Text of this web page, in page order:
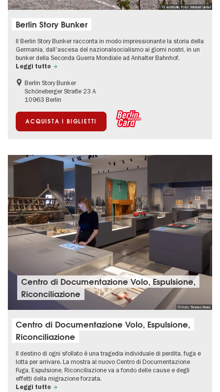
© visitBerlin, Foto: Wieland Giebel
Berlin Story Bunker
Il Berlin Story Bunker racconta in modo impressionante la storia della
Germania, dall'ascesa del nazionalsocialismo ai giorni nostri, in un
bunker della Seconda Guerra Mondiale ad Anhalter Bahnhof.
Leggi tutto
Berlin Story Bunker
Schöneberger Straße 23 A
10963 Berlin
ACQUISTA I BIGLIETTI
© Foto: Thomas Bruns
Centro di Documentazione Volo, Espulsione,
Riconciliazione
Centro di Documentazione Volo, Espulsione,
Riconciliazione
Il destino di ogni sfollato è una tragedia individuale di perdita, fuga e
lotta per arrivare. La mostra al nuovo Centro di Documentazione
Fuga, Espulsione, Riconciliazione va a fondo delle cause e degli
effetti della migrazione forzata.
Leggi tutto